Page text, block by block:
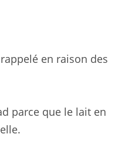
en raison des
parce que le lait en